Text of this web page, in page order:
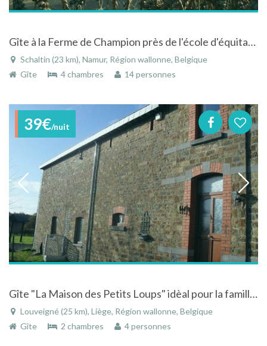
Gîte à la Ferme de Champion près de l'école d'équitation de Gesves - Chevetogne - Ravel Ciney
Schaltin (23 km), Namur, Région wallonne, Belgique
Gîte
4 chambres 14 personnes
39€/nuit
Gîte "La Maison des Petits Loups" idèal pour la famille en Belgique
Louveigné (25 km), Liège, Région wallonne, Belgique
Gîte
2 chambres 4 personnes